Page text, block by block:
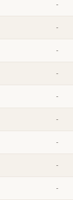
-
-
-
-
-
-
-
-
-